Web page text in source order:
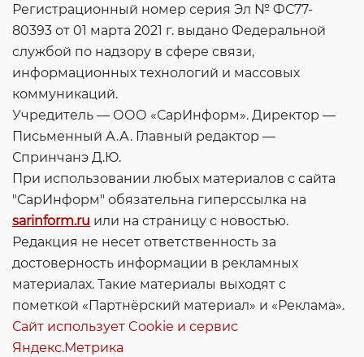
Регистрационный номер серия Эл № ФС77-
80393 от 01 марта 2021 г. выдано Федеральной
службой по надзору в сфере связи,
информационных технологий и массовых
коммуникаций.
Учредитель — ООО «СарИнформ». Директор —
Письменный А.А. Главный редактор —
Спринчанэ Д.Ю.
При использовании любых материалов с сайта
"СарИнформ" обязательна гиперссылка на
sarinform.ru или на страницу с новостью.
Редакция не несет ответственность за
достоверность информации в рекламных
материалах. Такие материалы выходят с
пометкой «Партнёрский материал» и «Реклама».
Сайт использует Cookie и сервиc
Яндекс.Метрика